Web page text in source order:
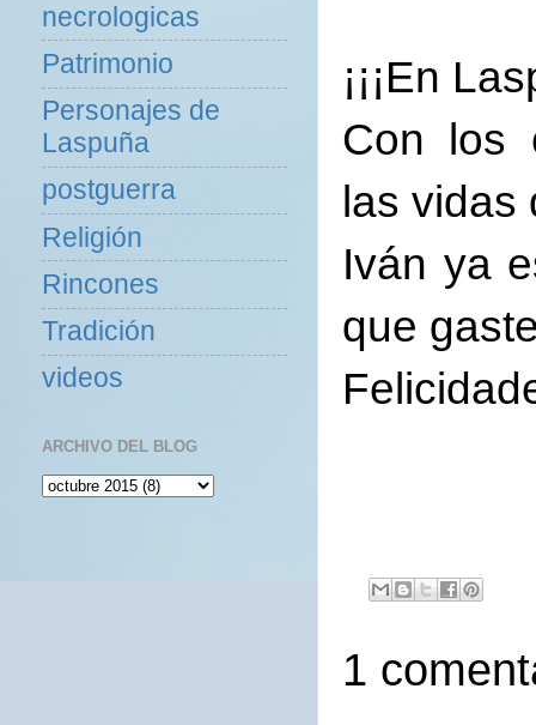
¡¡¡En
Con los
las vidas
Iván ya
que
1
necrologicas
Patrimonio
Personajes de
Laspuña
postguerra
Religión
Rincones
Tradición
videos
ARCHIVO DEL BLOG